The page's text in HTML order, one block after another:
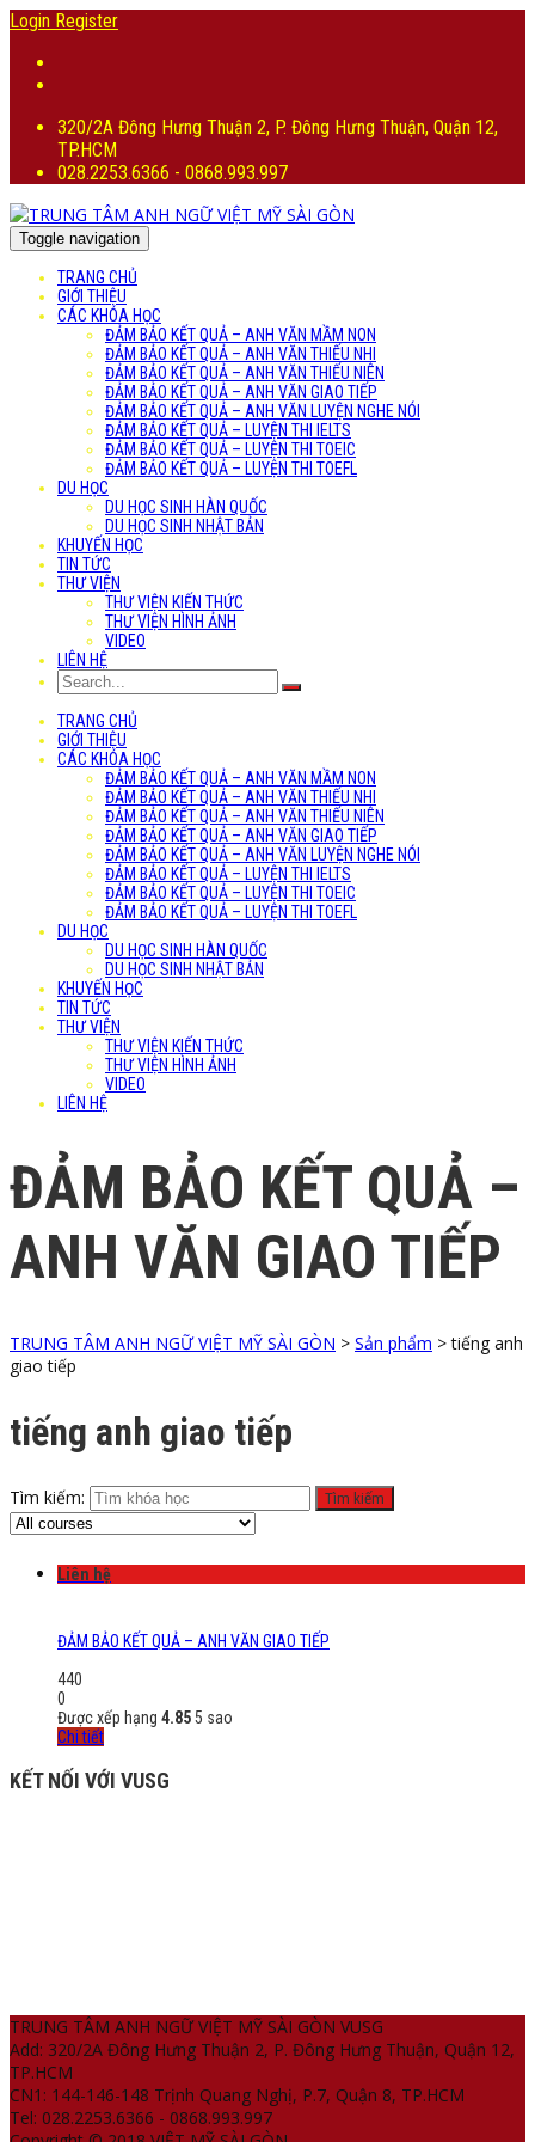
Login Register
320/2A Đông Hưng Thuận 2, P. Đông Hưng Thuận, Quận 12,
TP.HCM
028.2253.6366 - 0868.993.997
Toggle navigation
TRANG CHỦ
GIỚI THIỆU
CÁC KHÓA HỌC
ĐẢM BẢO KẾT QUẢ – ANH VĂN MẦM NON
ĐẢM BẢO KẾT QUẢ – ANH VĂN THIẾU NHI
ĐẢM BẢO KẾT QUẢ – ANH VĂN THIẾU NIÊN
ĐẢM BẢO KẾT QUẢ – ANH VĂN GIAO TIẾP
ĐẢM BẢO KẾT QUẢ – ANH VĂN LUYỆN NGHE NÓI
ĐẢM BẢO KẾT QUẢ – LUYỆN THI IELTS
ĐẢM BẢO KẾT QUẢ – LUYỆN THI TOEIC
ĐẢM BẢO KẾT QUẢ – LUYỆN THI TOEFL
DU HỌC
DU HỌC SINH HÀN QUỐC
DU HỌC SINH NHẬT BẢN
KHUYẾN HỌC
TIN TỨC
THƯ VIỆN
THƯ VIỆN KIẾN THỨC
THƯ VIỆN HÌNH ẢNH
VIDEO
LIÊN HỆ
TRANG CHỦ
GIỚI THIỆU
CÁC KHÓA HỌC
ĐẢM BẢO KẾT QUẢ – ANH VĂN MẦM NON
ĐẢM BẢO KẾT QUẢ – ANH VĂN THIẾU NHI
ĐẢM BẢO KẾT QUẢ – ANH VĂN THIẾU NIÊN
ĐẢM BẢO KẾT QUẢ – ANH VĂN GIAO TIẾP
ĐẢM BẢO KẾT QUẢ – ANH VĂN LUYỆN NGHE NÓI
ĐẢM BẢO KẾT QUẢ – LUYỆN THI IELTS
ĐẢM BẢO KẾT QUẢ – LUYỆN THI TOEIC
ĐẢM BẢO KẾT QUẢ – LUYỆN THI TOEFL
DU HỌC
DU HỌC SINH HÀN QUỐC
DU HỌC SINH NHẬT BẢN
KHUYẾN HỌC
TIN TỨC
THƯ VIỆN
THƯ VIỆN KIẾN THỨC
THƯ VIỆN HÌNH ẢNH
VIDEO
LIÊN HỆ
ĐẢM BẢO KẾT QUẢ –
ANH VĂN GIAO TIẾP
TRUNG TÂM ANH NGỮ VIỆT MỸ SÀI GÒN > Sản phẩm >tiếng anh
giao tiếp
tiếng anh giao tiếp
Tìm kiếm:
Liên hệ
ĐẢM BẢO KẾT QUẢ – ANH VĂN GIAO TIẾP
440
0
Được xếp hạng 4.855 sao
Chi tiết
KẾT NỐI VỚI VUSG
TRUNG TÂM ANH NGỮ VIỆT MỸ SÀI GÒN VUSG
Add: 320/2A Đông Hưng Thuận 2, P. Đông Hưng Thuận, Quận 12,
TP.HCM
CN1: 144-146-148 Trịnh Quang Nghị, P.7, Quận 8, TP.HCM
Tel: 028.2253.6366 - 0868.993.997